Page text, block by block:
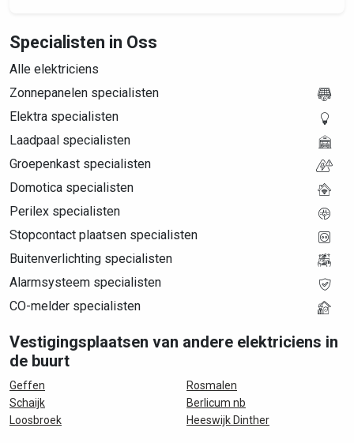
Specialisten in Oss
Alle elektriciens
Zonnepanelen specialisten
Elektra specialisten
Laadpaal specialisten
Groepenkast specialisten
Domotica specialisten
Perilex specialisten
Stopcontact plaatsen specialisten
Buitenverlichting specialisten
Alarmsysteem specialisten
CO-melder specialisten
Vestigingsplaatsen van andere elektriciens in
de buurt
Geffen
Schaijk
Loosbroek
Rosmalen
Berlicum nb
Heeswijk Dinther